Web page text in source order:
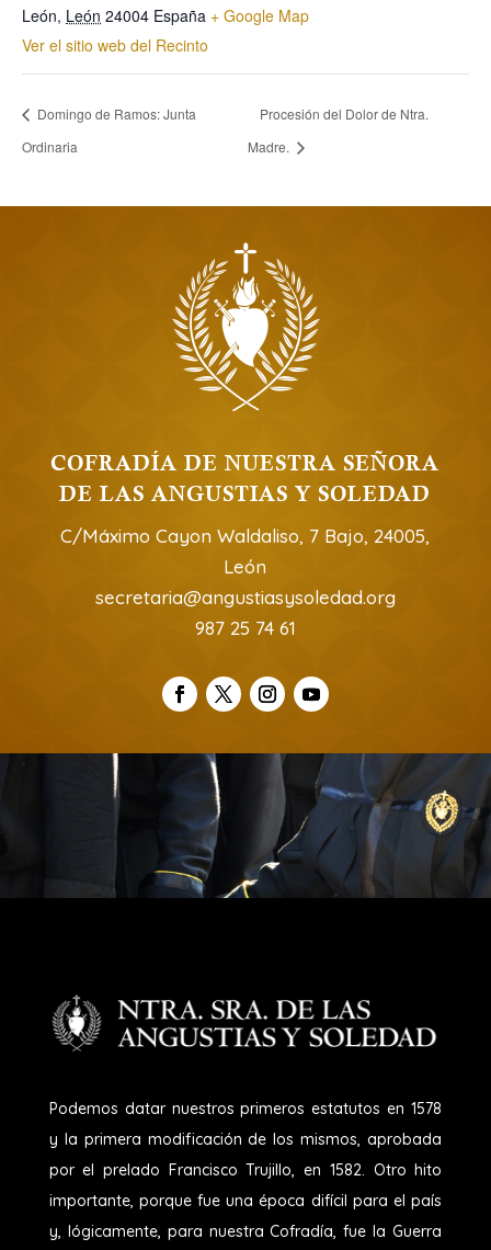
León, León 24004 España + Google Map
Ver el sitio web del Recinto
Domingo de Ramos: Junta
Ordinaria
Procesión del Dolor de Ntra.
Madre.
COFRADÍA DE NUESTRA SEÑORA
DE LAS ANGUSTIAS Y SOLEDAD
C/Máximo Cayon Waldaliso, 7 Bajo, 24005,
León
secretaria@angustiasysoledad.org
987 25 74 61
Podemos datar nuestros primeros estatutos en 1578
y la primera modificación de los mismos, aprobada
por el prelado Francisco Trujillo, en 1582. Otro hito
importante, porque fue una época difícil para el país
y, lógicamente, para nuestra Cofradía, fue la Guerra